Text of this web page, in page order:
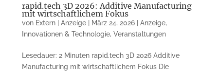
rapid.tech 3D 2026: Additive Manufacturing
mit wirtschaftlichem Fokus
von Extern | Anzeige| März 24, 2026| Anzeige,
Innovationen & Technologie, Veranstaltungen
Lesedauer: 2 Minuten rapid.tech 3D 2026 Additive
Manufacturing mit wirtschaftlichem Fokus Die